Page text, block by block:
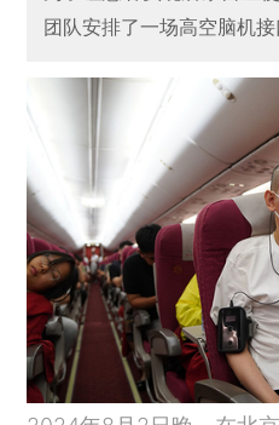
团队安排了一场高空脑机